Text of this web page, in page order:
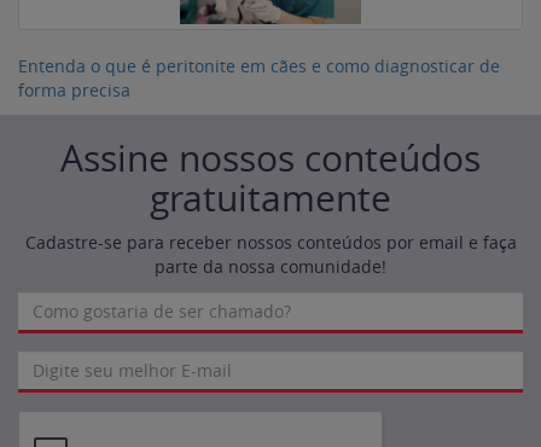
Entenda o que é peritonite em cães e como diagnosticar de
forma precisa
Assine nossos conteúdos
gratuitamente
Cadastre-se para receber nossos conteúdos por email e faça
parte da nossa comunidade!